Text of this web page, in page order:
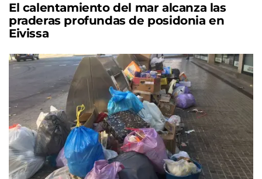
El calentamiento del mar alcanza las
praderas profundas de posidonia en
Eivissa